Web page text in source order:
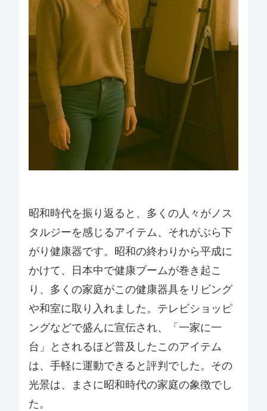
昭和時代を振り返ると、多くの人々がノス
タルジーを感じるアイテム、それがぶら下
がり健康器です。昭和の終わりから平成に
かけて、日本中で健康ブームが巻き起こ
り、多くの家庭がこの健康器具をリビング
や和室に取り入れました。テレビショッピ
ングなどで盛んに宣伝され、「一家に一
台」とされるほど普及したこのアイテム
は、手軽に運動できると評判でした。その
光景は、まさに昭和時代の家庭の象徴でし
た。